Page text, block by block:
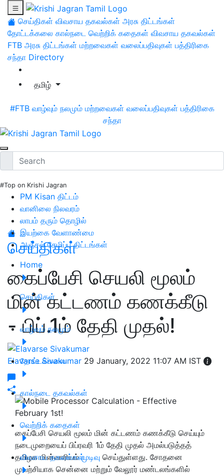
செய்திகள் விவசாய தகவல்கள் அரசு திட்டங்கள்
தோட்டக்கலை கால்நடை வெற்றிக் கதைகள் விவசாய தகவல்கள்
FTB அரசு திட்டங்கள் மற்றவைகள் வலைப்பதிவுகள் பத்திரிகை
சந்தா Directory
தமிழ்
#FTB வாழ்வும் நலமும் மற்றவைகள் வலைப்பதிவுகள் பத்திரிகை
சந்தா
#Top on Krishi Jagran
PM Kisan திட்டம்
வானிலை நிலவரம்
லாபம் தரும் தொழில்
இயற்கை வேளாண்மை
அஞ்சல் சேமிப்பு திட்டங்கள்
Home
செய்திகள்
வாழ்வும் நலமும்
தோட்டக்கலை
கால்நடை தகவல்கள்
வெற்றிக் கதைகள்
விவசாய தகவல்கள்
செய்திகள்
கைப்பேசி செயலி மூலம்
மின் கட்டணம் கணக்கீடு
- பிப்.1ம் தேதி முதல்!
Elavarse Sivakumar 29 January, 2022 11:07 AM IST
கைப்பேசி செயலி மூலம் மின் கட்டணம் கணக்கீடு செய்யும்
நடைமுறையைப் பிப்ரவரி 1ம் தேதி முதல் அமல்படுத்தத்
தமிழக மின்வாரியம்முடிவு செய்துள்ளது. சோதனை
முயற்சியாக சென்னை மற்றும் வேலூர் மண்டலங்களில்